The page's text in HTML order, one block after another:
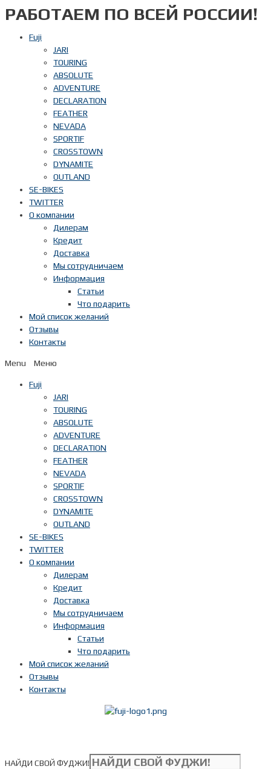
Перейти
к
содержимому
РАБОТАЕМ ПО ВСЕЙ РОССИИ!
Fuji
JARI
TOURING
ABSOLUTE
ADVENTURE
DECLARATION
FEATHER
NEVADA
SPORTIF
CROSSTOWN
DYNAMITE
OUTLAND
SE-BIKES
TWITTER
О компании
Дилерам
Кредит
Доставка
Мы сотрудничаем
Информация
Статьи
Что подарить
Мой список желаний
Отзывы
Контакты
Menu
Fuji
JARI
TOURING
ABSOLUTE
ADVENTURE
DECLARATION
FEATHER
NEVADA
SPORTIF
CROSSTOWN
DYNAMITE
OUTLAND
SE-BIKES
TWITTER
О компании
Дилерам
Кредит
Доставка
Мы сотрудничаем
Информация
Статьи
Что подарить
Мой список желаний
Отзывы
Контакты
НАЙДИ СВОЙ ФУДЖИ!